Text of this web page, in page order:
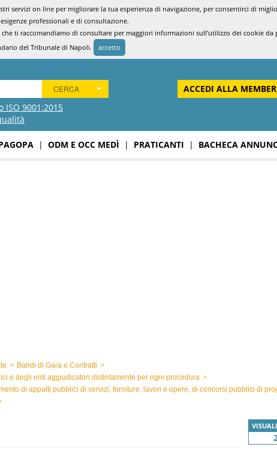
on line per migliorare la tua esperienza di navigazione, per consentirci di
professionali e di consultazione.
che ti raccomandiamo di consultare per maggiori informazioni sull'utilizzo dei cookie
del Tribunale di Napoli.
accetto
ISO 9001:2015
CERCA ACCEDI ALLA
| ODM E OCC MEDÌ | PRATICANTI | BACHECA
> Bandi di Gara e Contratti >
e degli enti aggiudicatori distintamente per ogni procedura >
di appalti pubblici di servizi, forniture, lavori e opere, di concorsi pubblici di